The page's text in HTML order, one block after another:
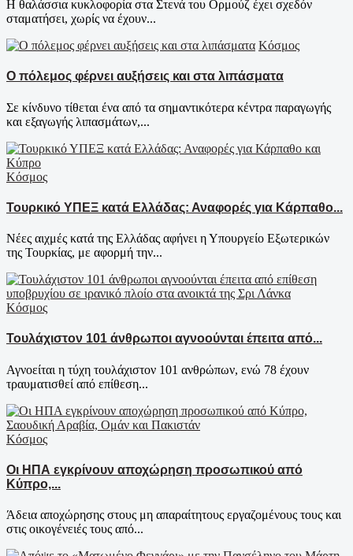
Η θαλάσσια κυκλοφορία στα Στενά του Ορμούζ έχει σχεδόν
σταματήσει, χωρίς να έχουν...
Κόσμος
Ο πόλεμος φέρνει αυξήσεις και στα λιπάσματα
Σε κίνδυνο τίθεται ένα από τα σημαντικότερα κέντρα παραγωγής
και εξαγωγής λιπασμάτων,...
Κόσμος
Τουρκικό ΥΠΕΞ κατά Ελλάδας: Αναφορές για Κάρπαθο...
Νέες αιχμές κατά της Ελλάδας αφήνει η Υπουργείο Εξωτερικών
της Τουρκίας, με αφορμή την...
Κόσμος
Τουλάχιστον 101 άνθρωποι αγνοούνται έπειτα από...
Αγνοείται η τύχη τουλάχιστον 101 ανθρώπων, ενώ 78 έχουν
τραυματισθεί από επίθεση...
Κόσμος
Οι ΗΠΑ εγκρίνουν αποχώρηση προσωπικού από
Κύπρο,...
Άδεια αποχώρησης στους μη απαραίτητους εργαζομένους τους και
στις οικογένειές τους από...